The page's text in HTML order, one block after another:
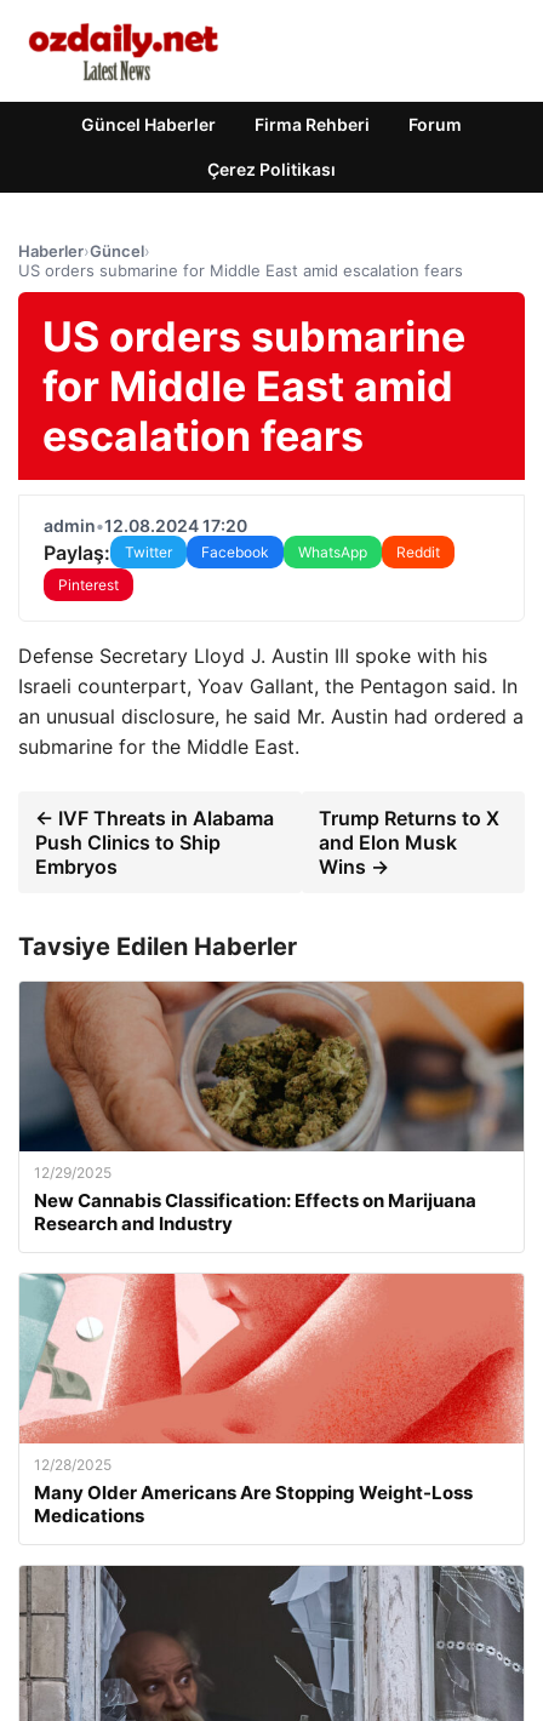
Güncel Haberler Firma Rehberi Forum
Çerez Politikası
Haberler›Güncel›
US orders submarine for Middle East amid escalation fears
US orders submarine
for Middle East amid
escalation fears
admin•12.08.2024 17:20
Paylaş: Twitter Facebook WhatsApp
Reddit
Pinterest
Defense Secretary Lloyd J. Austin III spoke with his
Israeli counterpart, Yoav Gallant, the Pentagon said. In
an unusual disclosure, he said Mr. Austin had ordered a
submarine for the Middle East.
← IVF Threats in Alabama
Push Clinics to Ship
Embryos
Trump Returns to X
and Elon Musk
Wins →
Tavsiye Edilen Haberler
12/29/2025
New Cannabis Classification: Effects on Marijuana
Research and Industry
12/28/2025
Many Older Americans Are Stopping Weight-Loss
Medications